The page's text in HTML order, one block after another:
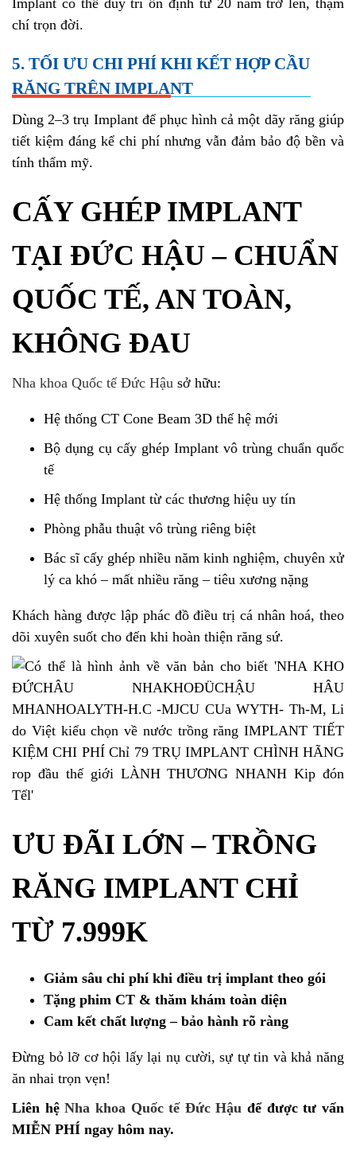
Implant có thể duy trì ổn định từ 20 năm trở lên, thậm
chí trọn đời.
5. TỐI ƯU CHI PHÍ KHI KẾT HỢP CẦU
RĂNG TRÊN IMPLANT
Dùng 2–3 trụ Implant để phục hình cả một dãy răng giúp
tiết kiệm đáng kể chi phí nhưng vẫn đảm bảo độ bền và
tính thẩm mỹ.
CẤY GHÉP IMPLANT
TẠI ĐỨC HẬU – CHUẨN
QUỐC TẾ, AN TOÀN,
KHÔNG ĐAU
Nha khoa Quốc tế Đức Hậu sở hữu:
Hệ thống CT Cone Beam 3D thế hệ mới
Bộ dụng cụ cấy ghép Implant vô trùng chuẩn quốc
tế
Hệ thống Implant từ các thương hiệu uy tín
Phòng phẫu thuật vô trùng riêng biệt
Bác sĩ cấy ghép nhiều năm kinh nghiệm, chuyên xử
lý ca khó – mất nhiều răng – tiêu xương nặng
Khách hàng được lập phác đồ điều trị cá nhân hoá, theo
dõi xuyên suốt cho đến khi hoàn thiện răng sứ.
ƯU ĐÃI LỚN – TRỒNG
RĂNG IMPLANT CHỈ
TỪ 7.999K
Giảm sâu chi phí khi điều trị implant theo gói
Tặng phim CT & thăm khám toàn diện
Cam kết chất lượng – bảo hành rõ ràng
Đừng bỏ lỡ cơ hội lấy lại nụ cười, sự tự tin và khả năng
ăn nhai trọn vẹn!
Liên hệNha khoa Quốc tế Đức Hậu để được tư vấn
MIỄN PHÍ ngay hôm nay.